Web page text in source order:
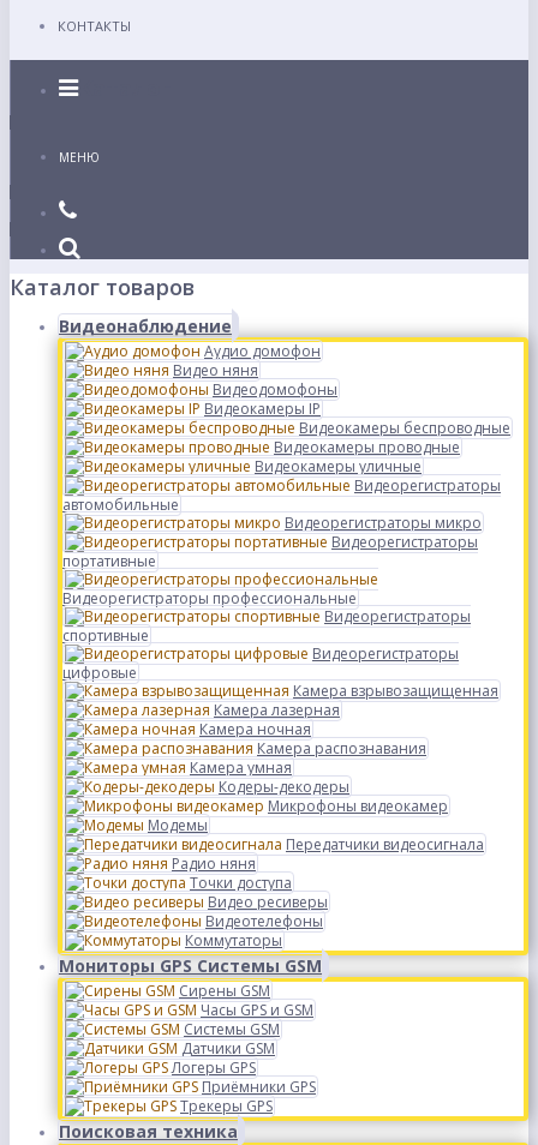
КОНТАКТЫ
Каталог
МЕНЮ
Каталог товаров
Видеонаблюдение
Аудио домофон
Видео няня
Видеодомофоны
Видеокамеры IP
Видеокамеры беспроводные
Видеокамеры проводные
Видеокамеры уличные
Видеорегистраторы
автомобильные
Видеорегистраторы микро
Видеорегистраторы
портативные
Видеорегистраторы профессиональные
Видеорегистраторы
спортивные
Видеорегистраторы
цифровые
Камера взрывозащищенная
Камера лазерная
Камера ночная
Камера распознавания
Камера умная
Кодеры-декодеры
Микрофоны видеокамер
Модемы
Передатчики видеосигнала
Радио няня
Точки доступа
Видео ресиверы
Видеотелефоны
Коммутаторы
Мониторы GPS Системы GSM
Сирены GSM
Часы GPS и GSM
Системы GSM
Датчики GSM
Логеры GPS
Приёмники GPS
Трекеры GPS
Поисковая техника